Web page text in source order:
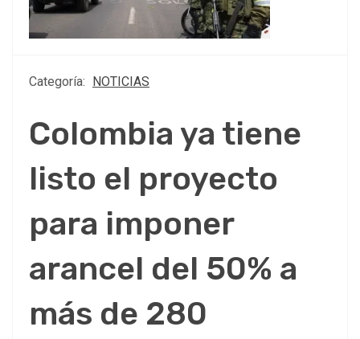
Categoría: NOTICIAS
Colombia ya tiene
listo el proyecto
para imponer
arancel del 50% a
más de 280